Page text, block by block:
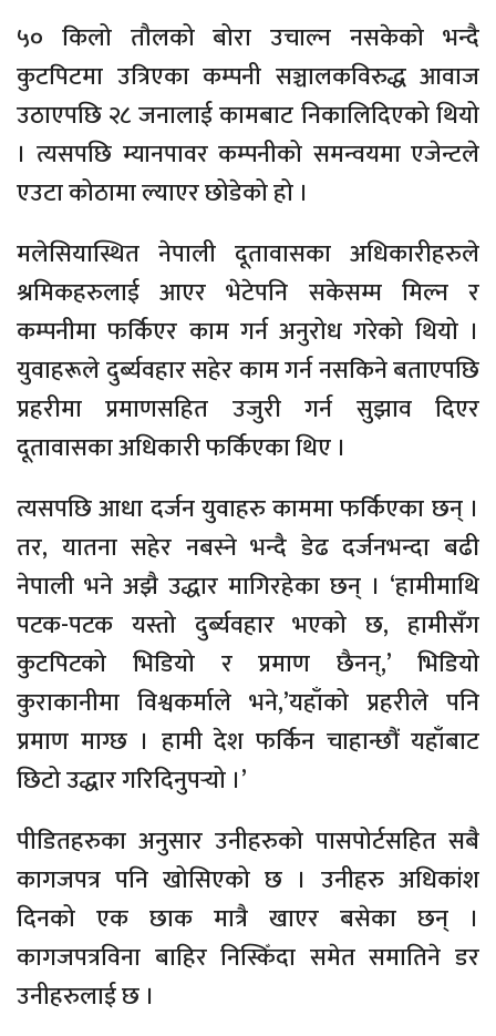
५० किलो तौलको बोरा उचाल्न नसकेको भन्दै
कुटपिटमा उत्रिएका कम्पनी सञ्चालकविरुद्ध आवाज
उठाएपछि २८ जनालाई कामबाट निकालिदिएको थियो
। त्यसपछि म्यानपावर कम्पनीको समन्वयमा एजेन्टले
एउटा कोठामा ल्याएर छोडेको हो ।
मलेसियास्थित नेपाली दूतावासका अधिकारीहरुले
श्रमिकहरुलाई आएर भेटेपनि सकेसम्म मिल्न र
कम्पनीमा फर्किएर काम गर्न अनुरोध गरेको थियो ।
युवाहरूले दुर्ब्यवहार सहेर काम गर्न नसकिने बताएपछि
प्रहरीमा प्रमाणसहित उजुरी गर्न सुझाव दिएर
दूतावासका अधिकारी फर्किएका थिए ।
त्यसपछि आधा दर्जन युवाहरु काममा फर्किएका छन् ।
तर, यातना सहेर नबस्ने भन्दै डेढ दर्जनभन्दा बढी
नेपाली भने अझै उद्धार मागिरहेका छन् । ‘हामीमाथि
पटक-पटक यस्तो दुर्ब्यवहार भएको छ, हामीसँग
कुटपिटको भिडियो र प्रमाण छैनन्,’ भिडियो
कुराकानीमा विश्वकर्माले भने,’यहाँको प्रहरीले पनि
प्रमाण माग्छ । हामी देश फर्किन चाहान्छौं यहाँबाट
छिटो उद्धार गरिदिनुपर्‍यो ।’
पीडितहरुका अनुसार उनीहरुको पासपोर्टसहित सबै
कागजपत्र पनि खोसिएको छ । उनीहरु अधिकांश
दिनको एक छाक मात्रै खाएर बसेका छन् ।
कागजपत्रविना बाहिर निस्किँदा समेत समातिने डर
उनीहरुलाई छ ।